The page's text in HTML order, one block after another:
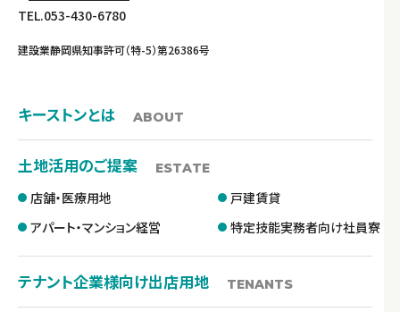
TEL.053-430-6780
建設業静岡県知事許可（特-5）第26386号
キーストンとは ABOUT
土地活用のご提案 ESTATE
店舗・医療用地
戸建賃貸
アパート・マンション経営
特定技能実務者向け社員寮
テナント企業様向け出店用地 TENANTS